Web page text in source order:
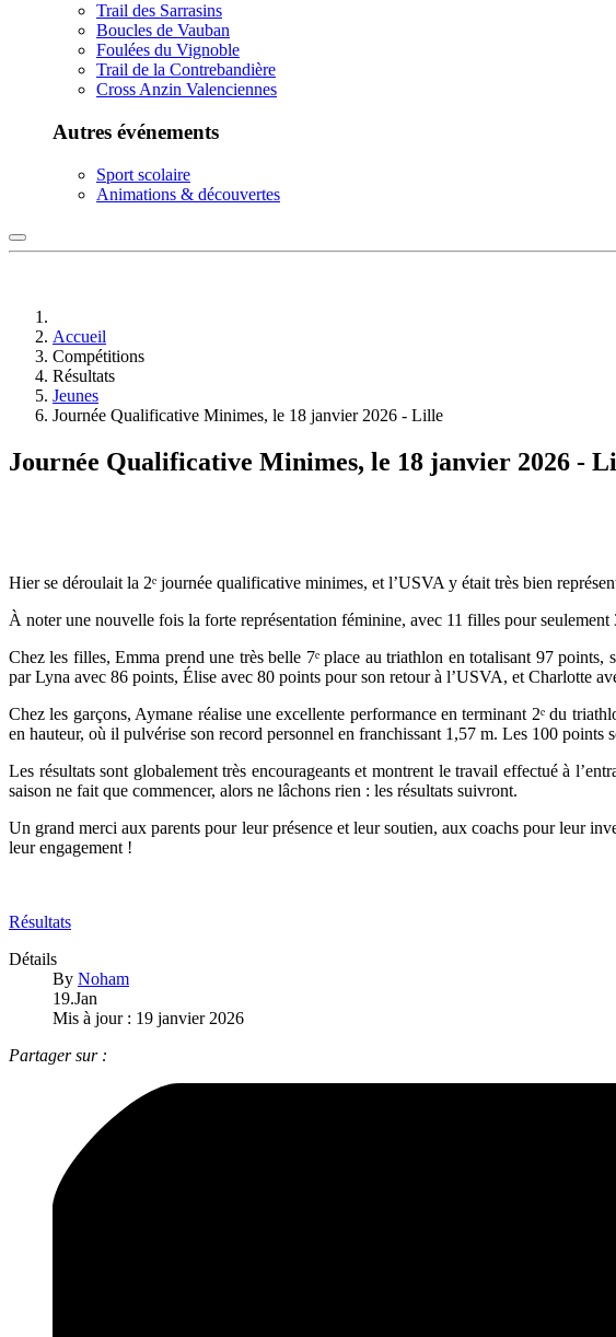
Trail des Sarrasins
Boucles de Vauban
Foulées du Vignoble
Trail de la Contrebandière
Cross Anzin Valenciennes
Autres événements
Sport scolaire
Animations & découvertes
Accueil
Compétitions
Résultats
Jeunes
Journée Qualificative Minimes, le 18 janvier 2026 - Lille
Journée Qualificative Minimes, le 18 janvier 2026 -
Hier se déroulait la 2ᵉ journée qualificative minimes, et l’USVA y était très bien
À noter une nouvelle fois la forte représentation féminine, avec 11 filles pour
Chez les filles, Emma prend une très belle 7ᵉ place au triathlon en totalisant 97
par Lyna avec 86 points, Élise avec 80 points pour son retour à l’USVA, et Charlotte
Chez les garçons, Aymane réalise une excellente performance en terminant 2ᵉ du
en hauteur, où il pulvérise son record personnel en franchissant 1,57 m. Les 100 points
Les résultats sont globalement très encourageants et montrent le travail effectué à
saison ne fait que commencer, alors ne lâchons rien : les résultats suivront.
Un grand merci aux parents pour leur présence et leur soutien, aux coachs pour leur
leur engagement !
Résultats
Détails
By Noham
19.Jan
Mis à jour : 19 janvier 2026
Partager sur :